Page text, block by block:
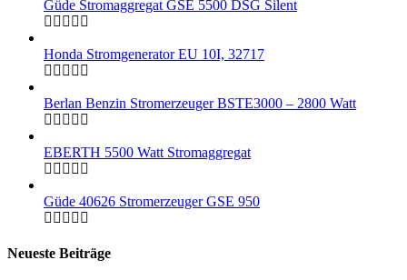
Güde Stromaggregat GSE 5500 DSG Silent
Honda Stromgenerator EU 10I, 32717
Berlan Benzin Stromerzeuger BSTE3000 – 2800 Watt
EBERTH 5500 Watt Stromaggregat
Güde 40626 Stromerzeuger GSE 950
Neueste Beiträge